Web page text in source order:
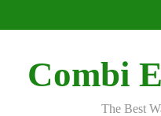
Combi
The Best